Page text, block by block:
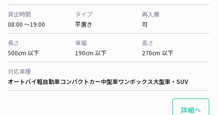
貸出時間
08:00 〜19:00
タイプ
平置き
再入庫
可
長さ
500cm 以下
車幅
190cm 以下
高さ
270cm 以下
対応車種
オートバイ軽自動車コンパクトカー中型車ワンボックス大型車・SUV
詳細へ